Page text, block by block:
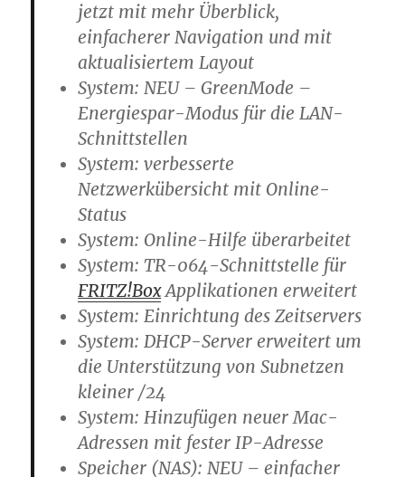
jetzt mit mehr Überblick,
einfacherer Navigation und mit
aktualisiertem Layout
System: NEU – GreenMode –
Energiespar-Modus für die LAN-
Schnittstellen
System: verbesserte
Netzwerkübersicht mit Online-
Status
System: Online-Hilfe überarbeitet
System: TR-064-Schnittstelle für
FRITZ!BoxApplikationen erweitert
System: Einrichtung des Zeitservers
System: DHCP-Server erweitert um
die Unterstützung von Subnetzen
kleiner /24
System: Hinzufügen neuer Mac-
Adressen mit fester IP-Adresse
Speicher (NAS): NEU – einfacher